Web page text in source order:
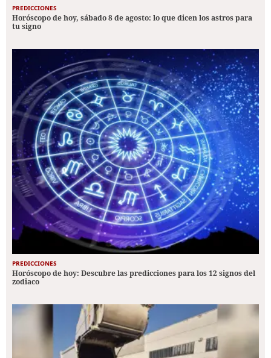
PREDICCIONES
Horóscopo de hoy, sábado 8 de agosto: lo que dicen los astros para
tu signo
PREDICCIONES
Horóscopo de hoy: Descubre las predicciones para los 12 signos del
zodiaco